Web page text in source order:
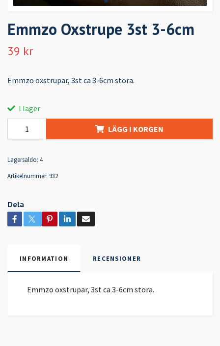
Emmzo Oxstrupe 3st 3-6cm
39 kr
Emmzo oxstrupar, 3st ca 3-6cm stora.
I lager
LÄGG I KORGEN
Lagersaldo: 4
Artikelnummer: 932
Dela
INFORMATION RECENSIONER
Emmzo oxstrupar, 3st ca 3-6cm stora.